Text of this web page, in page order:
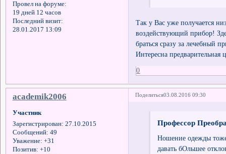
Провел на форуме:
19 дней 12 часов
Последний визит:
28.01.2017 13:09
Так у Вас уже получается
воздействующий прибор!
браться сразу за лечебный
Интересна
0
Поделиться03.08.2016 09:30
academik2006
Участник
Зарегистрирован: 27.10.2015
Сообщений: 49
Уважение: +31
Позитив: +10
Профессор
Ношение одежды тоже
давать бОльшее